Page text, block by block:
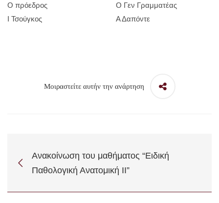
Ο πρόεδρος Ο Γεν Γραμματέας
Ι Τσούγκος Α Δαπόντε
Μοιραστείτε αυτήν την ανάρτηση
Ανακοίνωση του μαθήματος “Ειδική
Παθολογική Ανατομική ΙΙ”